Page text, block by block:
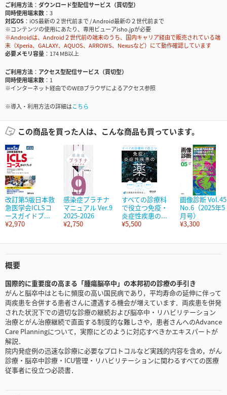
ご利用方法
ダウンロード型配信サービス（買切型）
同時使用端末数
3
対応OS
iOS最新の２世代前まで / Android最新の２世代前まで
※コンテンツの使用にあたり、専用ビューアisho.jpが必要
※Androidは、Android２世代前の端末のうち、国内キャリア経由で販売されている端
末（Xperia、GALAXY、AQUOS、ARROWS、Nexusなど）にて動作確認しています
必要メモリ容量
174 MB以上
ご利用方法
アクセス型配信サービス（買切型）
同時使用端末数
1
※インターネット経由でのWEBブラウザによるアクセス参照
※導入・利用方法の詳細はこちら
この商品を買った人は、こんな商品も買っています。
改訂第5版日本救
急医学会ICLSコ
ースガイドブ...
¥2,970
感染症プラチナ
マニュアル Ver.9
2025-2026
¥2,750
すべての診療科
で役立つ免疫・
炎症性疾患の...
¥5,500
画像診断 Vol.45
No.6（2025年5
月号）
¥3,300
概要
国際的に重要度の高まる「腫瘍脳卒中」の本邦初の診療の手引き
がんと脳卒中はともに頻度の高い国民病であり，平均寿命の延伸に伴って
両疾患を合併する患者さんに遭遇する機会が増えています．両疾患を併発
された状況下での適切な診療の継続および脳卒中・リハビリテーション
治療とがん治療継続で直面する制度的な難しさや，患者さんへのAdvance
Care Planningについて，実際にどのように対応すべきかエキスパートが
解説．
院内発症例の迅速な診療に必要なプロトコルなど実践的内容を含め，がん
診療・脳卒中診療・ICU管理・リハビリテーションに関わるすべての医療
従事者に役立つ必読書．